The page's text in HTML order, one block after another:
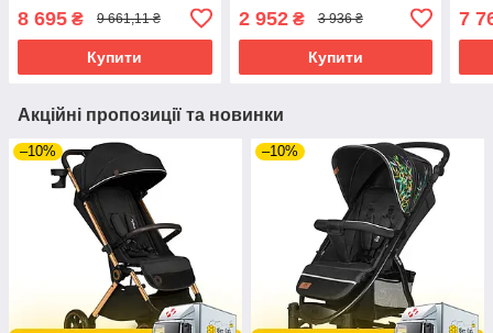
8 695 ₴ 9 661,11 ₴
Купити
2 952₴ 3 936 ₴
Купити
7
Акційні пропозиції та новинки
–10% –10%